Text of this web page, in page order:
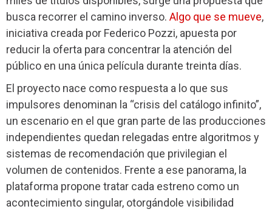
busca recorrer el camino inverso. Algo que se mueve,
iniciativa creada por Federico Pozzi, apuesta por
reducir la oferta para concentrar la atención del
público en una única película durante treinta días.
El proyecto nace como respuesta a lo que sus
impulsores denominan la “crisis del catálogo infinito”,
un escenario en el que gran parte de las producciones
independientes quedan relegadas entre algoritmos y
sistemas de recomendación que privilegian el
volumen de contenidos. Frente a ese panorama, la
plataforma propone tratar cada estreno como un
acontecimiento singular, otorgándole visibilidad